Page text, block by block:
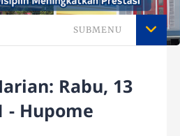
SUBMENU
Rabu, 13
- Hupome